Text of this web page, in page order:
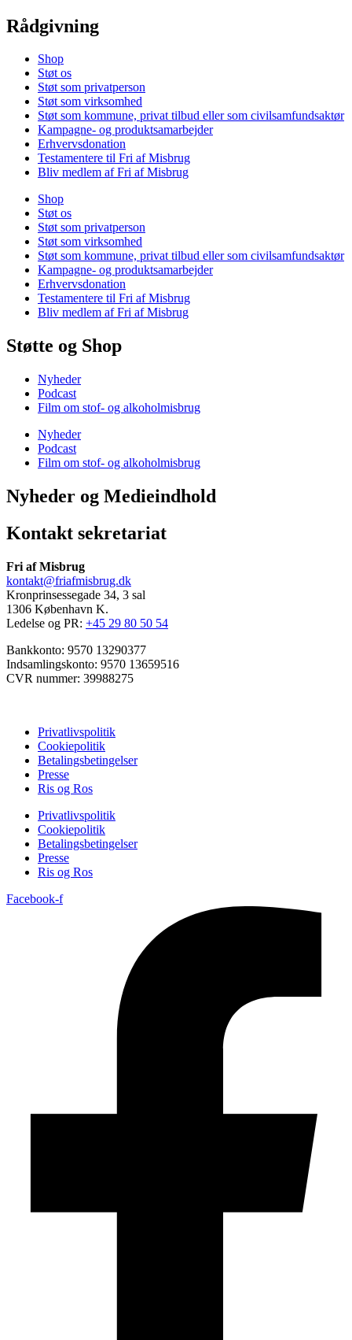
Rådgivning
Shop
Støt os
Støt som privatperson
Støt som virksomhed
Støt som kommune, privat tilbud eller som civilsamfundsaktør
Kampagne- og produktsamarbejder
Erhvervsdonation
Testamentere til Fri af Misbrug
Bliv medlem af Fri af Misbrug
Shop
Støt os
Støt som privatperson
Støt som virksomhed
Støt som kommune, privat tilbud eller som civilsamfundsaktør
Kampagne- og produktsamarbejder
Erhvervsdonation
Testamentere til Fri af Misbrug
Bliv medlem af Fri af Misbrug
Støtte og Shop
Nyheder
Podcast
Film om stof- og alkoholmisbrug
Nyheder
Podcast
Film om stof- og alkoholmisbrug
Nyheder og Medieindhold
Kontakt sekretariat
Fri af Misbrug
kontakt@friafmisbrug.dk
Kronprinsessegade 34, 3 sal
1306 København K.
Ledelse og PR: +45 29 80 50 54
Bankkonto: 9570 13290377
Indsamlingskonto: 9570 13659516
CVR nummer: 39988275
Privatlivspolitik
Cookiepolitik
Betalingsbetingelser
Presse
Ris og Ros
Privatlivspolitik
Cookiepolitik
Betalingsbetingelser
Presse
Ris og Ros
Facebook-f